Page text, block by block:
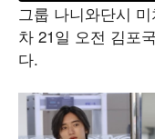
그룹 나니와단시
차 21일 오전 김포
다.